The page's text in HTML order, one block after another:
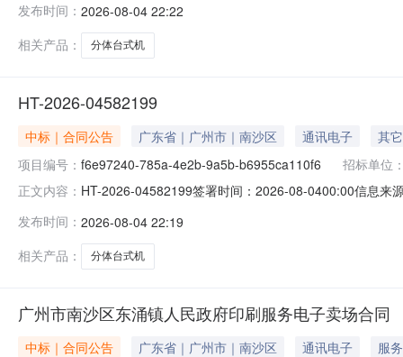
2026-08-0400:00:00
发布时间： 2026-08-04 22:22
相关产品：
分体台式机
HT-2026-04582199
中标｜合同公告 广东省｜广州市｜南沙区 通讯电子
其它
项目编号： f6e97240-785a-4e2b-9a5b-b6955ca110f6
招标单位
正文内容： HT-2026-04582199签署时间：2026-08-0400:00信息来
2026-08-0400:00:00
发布时间： 2026-08-04 22:19
相关产品：
分体台式机
广州市南沙区东涌镇人民政府印刷服务电子卖场合同
中标｜合同公告 广东省｜广州市｜南沙区 通讯电子
服务